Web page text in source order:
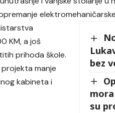
bez
su
KM, a još
prihoda škole.
manje
kabineta i